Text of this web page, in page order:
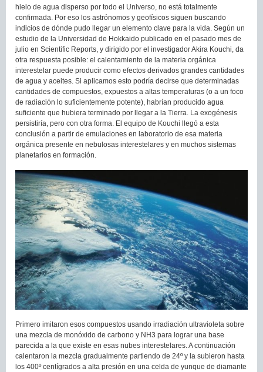
hielo de agua disperso por todo el Universo, no está totalmente
confirmada. Por eso los astrónomos y geofísicos siguen buscando
indicios de dónde pudo llegar un elemento clave para la vida. Según un
estudio de la Universidad de Hokkaido publicado en el pasado mes de
julio en Scientific Reports, y dirigido por el investigador Akira Kouchi, da
otra respuesta posible: el calentamiento de la materia orgánica
interestelar puede producir como efectos derivados grandes cantidades
de agua y aceites. Si aplicamos esto podría decirse que determinadas
cantidades de compuestos, expuestos a altas temperaturas (o a un foco
de radiación lo suficientemente potente), habrían producido agua
suficiente que hubiera terminado por llegar a la Tierra. La exogénesis
persistiría, pero con otra forma. El equipo de Kouchi llegó a esta
conclusión a partir de emulaciones en laboratorio de esa materia
orgánica presente en nebulosas interestelares y en muchos sistemas
planetarios en formación.
Primero imitaron esos compuestos usando irradiación ultravioleta sobre
una mezcla de monóxido de carbono y NH3 para lograr una base
parecida a la que existe en esas nubes interestelares. A continuación
calentaron la mezcla gradualmente partiendo de 24º y la subieron hasta
los 400º centígrados a alta presión en una celda de yunque de diamante